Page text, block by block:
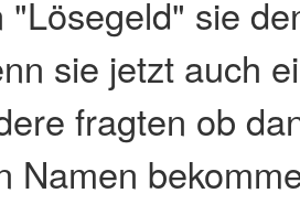
"Lösegeld" sie
sie jetzt auch
fragten ob
Namen